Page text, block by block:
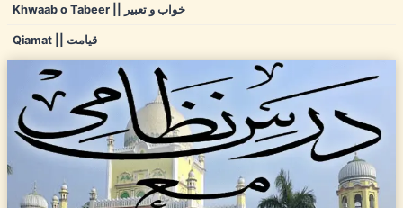
Khwaab o Tabeer || خواب و تعبیر
Qiamat || قیامت